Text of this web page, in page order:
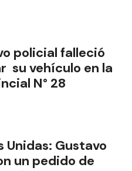
policial falleció
su vehículo en la
N° 28
Unidas: Gustavo
un pedido de